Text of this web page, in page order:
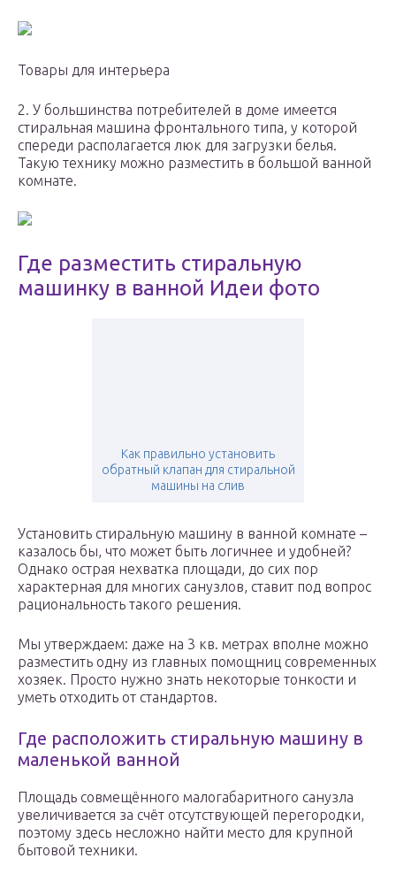
Товары для интерьера
2. У большинства потребителей в доме имеется
стиральная машина фронтального типа, у которой
спереди располагается люк для загрузки белья.
Такую технику можно разместить в большой ванной
комнате.
Где разместить стиральную
машинку в ванной Идеи фото
Как правильно установить
обратный клапан для стиральной
машины на слив
Установить стиральную машину в ванной комнате –
казалось бы, что может быть логичнее и удобней?
Однако острая нехватка площади, до сих пор
характерная для многих санузлов, ставит под вопрос
рациональность такого решения.
Мы утверждаем: даже на 3 кв. метрах вполне можно
разместить одну из главных помощниц современных
хозяек. Просто нужно знать некоторые тонкости и
уметь отходить от стандартов.
Где расположить стиральную машину в
маленькой ванной
Площадь совмещённого малогабаритного санузла
увеличивается за счёт отсутствующей перегородки,
поэтому здесь несложно найти место для крупной
бытовой техники.